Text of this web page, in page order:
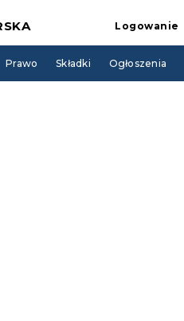
Logowanie
Prawo Składki Ogłoszenia